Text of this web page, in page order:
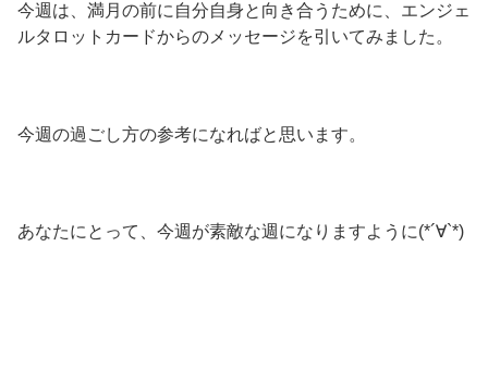
今週は、満月の前に自分自身と向き合うために、エンジェ
ルタロットカードからのメッセージを引いてみました。
今週の過ごし方の参考になればと思います。
あなたにとって、今週が素敵な週になりますように(*´∀`*)